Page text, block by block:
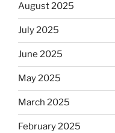
August 2025
July 2025
June 2025
May 2025
March 2025
February 2025